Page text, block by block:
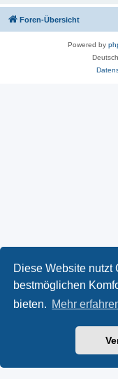
Diese Website nutzt
bestmöglichen
bieten. Mehr
Foren-Übersicht
Powered by